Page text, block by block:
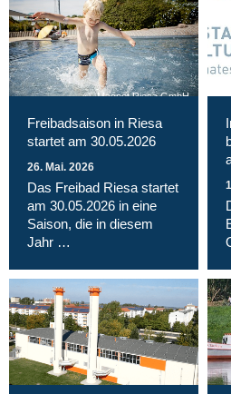
Magnet Riesa GmbH
Freibadsaison in Riesa
startet am 30.05.2026
26. Mai. 2026
Das Freibad Riesa startet
am 30.05.2026 in eine
Saison, die in diesem
Jahr …